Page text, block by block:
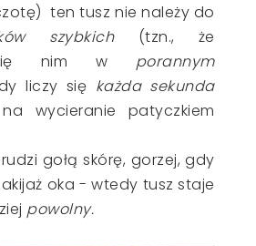
ten tusz nie należy do
szybkich(tzn., że
się nim w porannym
liczy się każda sekunda
wycieranie patyczkiem
gołą skórę, gorzej, gdy
oka - wtedy tusz staje
powolny.